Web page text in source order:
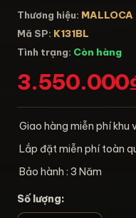
Thương hiệu: MALLOCA
Mã SP: K131BL
Tình trạng: Còn hàng
Giao hàng miễn phí khu
Lắp đặt miễn phí toàn
Bảo hành : 3 Năm
Số lượng: